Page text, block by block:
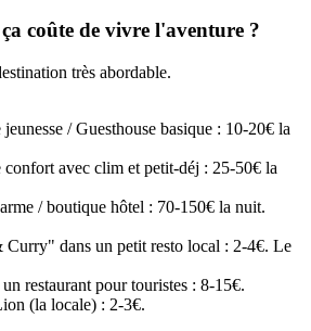
coûte de vivre l'aventure ?
très abordable.
/ Guesthouse basique : 10-20€ la
confort avec clim et petit-déj : 25-50€ la
/ boutique hôtel : 70-150€ la nuit.
dans un petit resto local : 2-4€. Le
un restaurant pour touristes : 8-15€.
(la locale) : 2-3€.